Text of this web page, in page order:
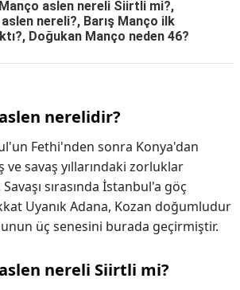
aslen nereli Siirtli mi?,
nereli?, Barış Manço ilk
Doğukan Manço neden 46?
nerelidir?
Fethi'nden sonra Konya'dan
ve savaş yıllarındaki zorluklar
sırasında İstanbul'a göç
Uyanık Adana, Kozan doğumludur
üç senesini burada geçirmiştir.
nereli Siirtli mi?